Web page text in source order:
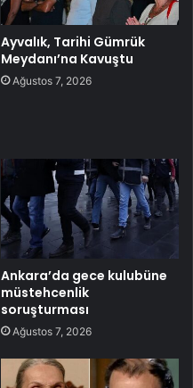
Ayvalık, Tarihi Gümrük
Meydanı’na Kavuştu
Ağustos 7, 2026
Ankara’da gece kulubüne
müstehcenlik
soruşturması
Ağustos 7, 2026